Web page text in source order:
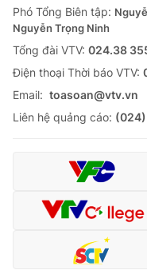
Phó Tổng Biên tập:
Nguyễn Trọng Ninh
Tổng đài VTV: 024.38
Ðiện thoại Thời báo VTV:
Email: toasoan@vtv.vn
Liên hệ quảng cáo: